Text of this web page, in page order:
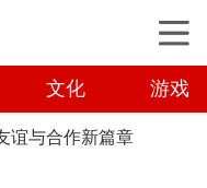
文化 游戏
谊与合作新篇章